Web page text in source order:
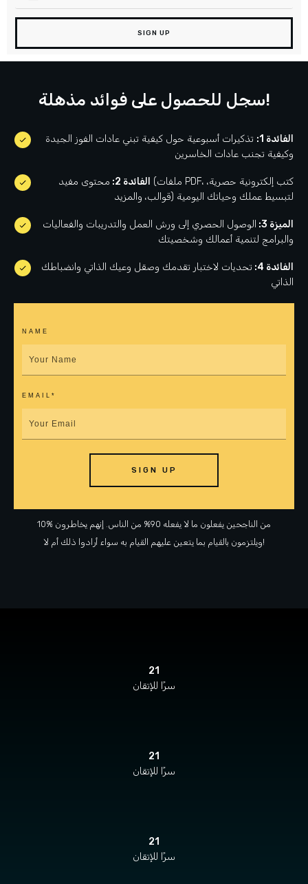
SIGN UP
سجل للحصول على فوائد مذهلة!
الفائدة 1:
تذكيرات أسبوعية حول كيفية تبني عادات الفوز الجيدة
وكيفية تجنب عادات الخاسرين
الفائدة 2:
محتوى مفيد (ملفات PDF، كتب إلكترونية حصرية،
قوالب، والمزيد) لتبسيط عملك وحياتك اليومية
الميزة 3:
الوصول الحصري إلى ورش العمل والتدريبات والفعاليات
والبرامج لتنمية أعمالك وشخصيتك
الفائدة 4:
تحديات لاختبار تقدمك وصقل وعيك الذاتي وانضباطك
الذاتي
NAME
EMAIL*
SIGN UP
10% من الناجحين يفعلون ما لا يفعله 90% من الناس. إنهم يخاطرون
ويلتزمون بالقيام بما يتعين عليهم القيام به سواء أرادوا ذلك أم لا!
21
سرًا للإتقان
21
سرًا للإتقان
21
سرًا للإتقان